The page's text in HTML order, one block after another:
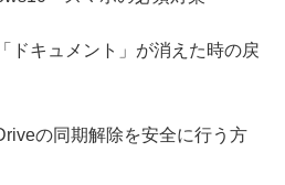
ドキュメント」が消えた時の戻
の同期解除を安全に行う方